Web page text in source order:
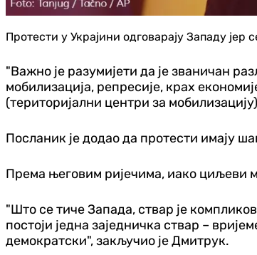
Протести у Украјини одговарају Западу
"Важно је разумијети да је званичан
мобилизација, репресије, крах
(територијални центри за
Посланик је додао да протести имају
Према његовим ријечима, иако циљеви
"Што се тиче Запада, ствар је
постоји једна заједничка ствар –
демократски", закључио је Дмитрук.